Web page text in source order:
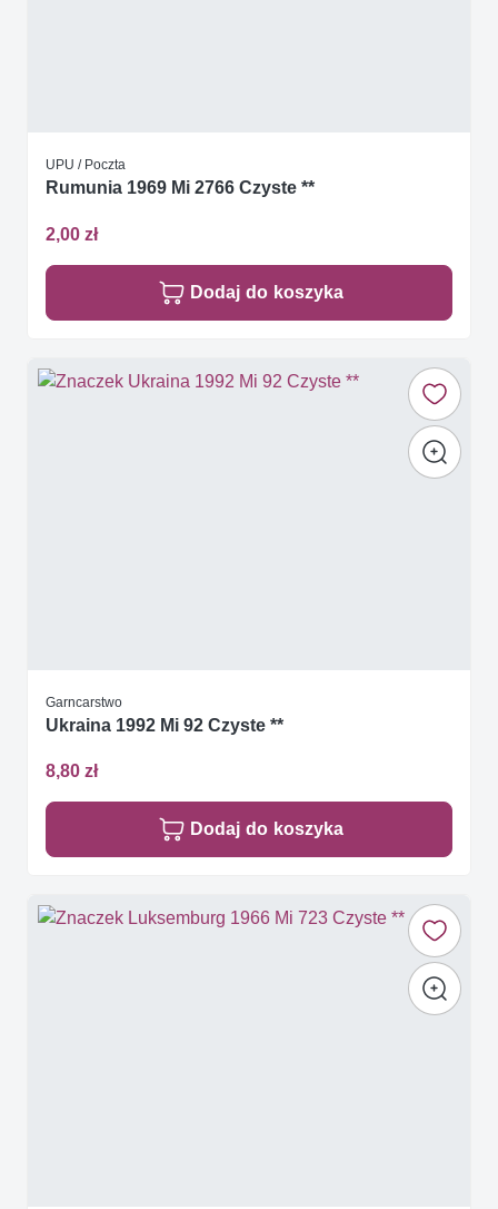
UPU / Poczta
Rumunia 1969 Mi 2766 Czyste **
2,00 zł
Dodaj do koszyka
Garncarstwo
Ukraina 1992 Mi 92 Czyste **
8,80 zł
Dodaj do koszyka